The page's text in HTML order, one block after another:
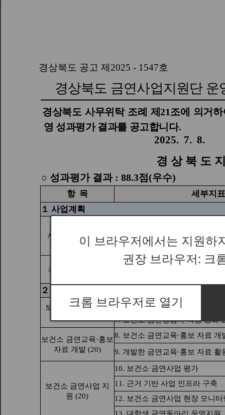
이 브라우저에서는 지원하
권장 브라우저: 크
크롬 브라우저로 열기